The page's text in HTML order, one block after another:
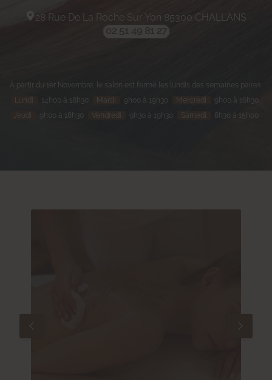
28 Rue De La Roche Sur Yon 85300 CHALLANS
02 51 49 81 27
À partir du 1er Novembre, le salon est fermé les lundis des semaines paires
Lundi
14h00 à 18h30 Mardi 9h00 à 19h30 Mercredi
9h00 à 16h30
Jeudi
9h00 à 18h30 Vendredi 9h30 à 19h30 Samedi 8h30 à 15h00